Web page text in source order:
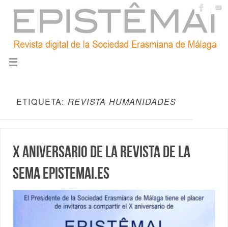
ETIQUETA: REVISTA HUMANIDADES
X Aniversario de la revista de la
SEMA epistemai.es